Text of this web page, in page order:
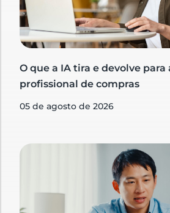
O que a IA tira e devolve
profissional de compras
05 de agosto de 2026